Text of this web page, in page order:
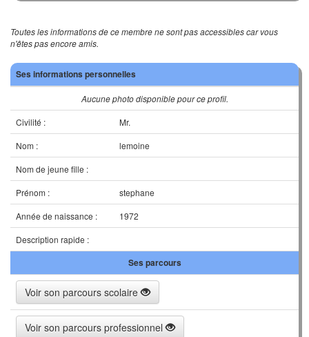
Toutes les informations de ce membre ne sont pas accessibles car vous
n'êtes pas encore amis.
Ses informations personnelles
Aucune photo disponible pour ce profil.
Civilité :
Mr.
Nom :
lemoine
Nom de jeune fille :
Prénom :
stephane
Année de naissance :
1972
Description rapide :
Ses parcours
Voir son parcours scolaire
Voir son parcours professionnel